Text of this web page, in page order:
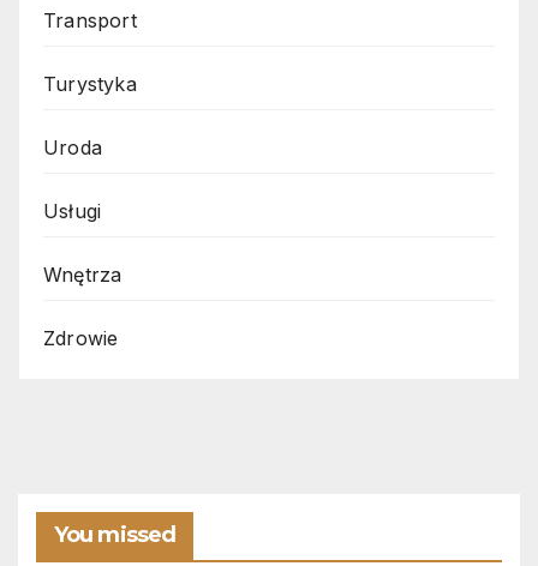
Transport
Turystyka
Uroda
Usługi
Wnętrza
Zdrowie
You missed